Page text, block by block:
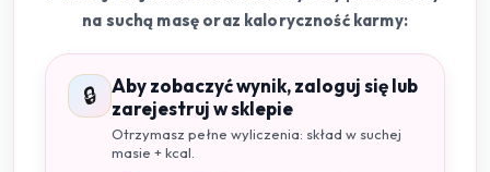
na suchą masę oraz kaloryczność karmy:
🔒
Aby zobaczyć wynik, zaloguj się lub
zarejestruj w sklepie
Otrzymasz pełne wyliczenia: skład w suchej
masie + kcal.